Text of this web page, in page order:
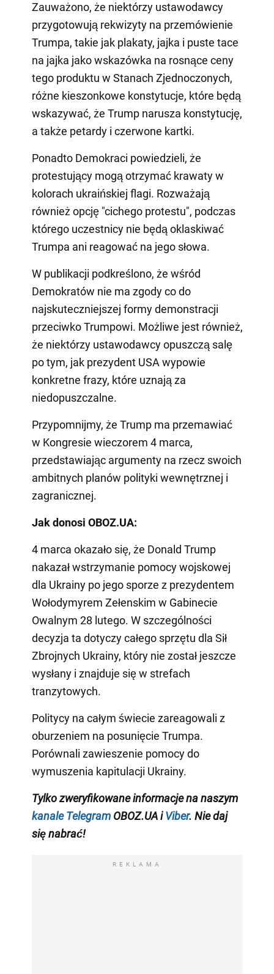
Zauważono, że niektórzy ustawodawcy
przygotowują rekwizyty na przemówienie
Trumpa, takie jak plakaty, jajka i puste tace
na jajka jako wskazówka na rosnące ceny
tego produktu w Stanach Zjednoczonych,
różne kieszonkowe konstytucje, które będą
wskazywać, że Trump narusza konstytucję,
a także petardy i czerwone kartki.
Ponadto Demokraci powiedzieli, że
protestujący mogą otrzymać krawaty w
kolorach ukraińskiej flagi. Rozważają
również opcję "cichego protestu", podczas
którego uczestnicy nie będą oklaskiwać
Trumpa ani reagować na jego słowa.
W publikacji podkreślono, że wśród
Demokratów nie ma zgody co do
najskuteczniejszej formy demonstracji
przeciwko Trumpowi. Możliwe jest również,
że niektórzy ustawodawcy opuszczą salę
po tym, jak prezydent USA wypowie
konkretne frazy, które uznają za
niedopuszczalne.
Przypomnijmy, że Trump ma przemawiać
w Kongresie wieczorem 4 marca,
przedstawiając argumenty na rzecz swoich
ambitnych planów polityki wewnętrznej i
zagranicznej.
Jak donosi OBOZ.UA:
4 marca okazało się, że Donald Trump
nakazał wstrzymanie pomocy wojskowej
dla Ukrainy po jego sporze z prezydentem
Wołodymyrem Zełenskim w Gabinecie
Owalnym 28 lutego. W szczególności
decyzja ta dotyczy całego sprzętu dla Sił
Zbrojnych Ukrainy, który nie został jeszcze
wysłany i znajduje się w strefach
tranzytowych.
Politycy na całym świecie zareagowali z
oburzeniem na posunięcie Trumpa.
Porównali zawieszenie pomocy do
wymuszenia kapitulacji Ukrainy.
Tylko zweryfikowane informacje na naszym
kanale TelegramOBOZ.UA iViber. Nie daj
się nabrać!
REKLAMA